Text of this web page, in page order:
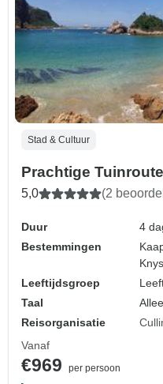
Stad & Cultuur
Prachtige Tuinroute
5,0 (2
Duur
4
Bestemmingen
Leeftijdsgroep
Taal
Reisorganisatie
Vanaf
€969
per persoon